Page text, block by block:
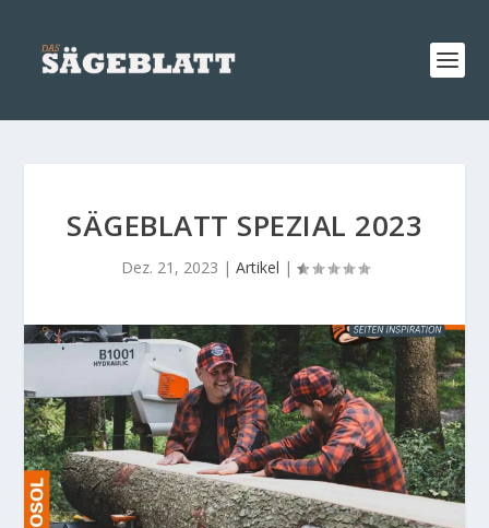
SÄGEBLATT SPEZIAL 2023
Dez. 21, 2023 | Artikel |